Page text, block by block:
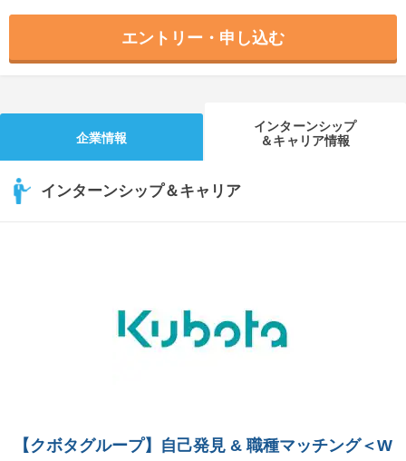
エントリー・申し込む
企業情報
インターンシップ
＆キャリア情報
インターンシップ＆キャリア
【クボタグループ】自己発見 & 職種マッチング＜W